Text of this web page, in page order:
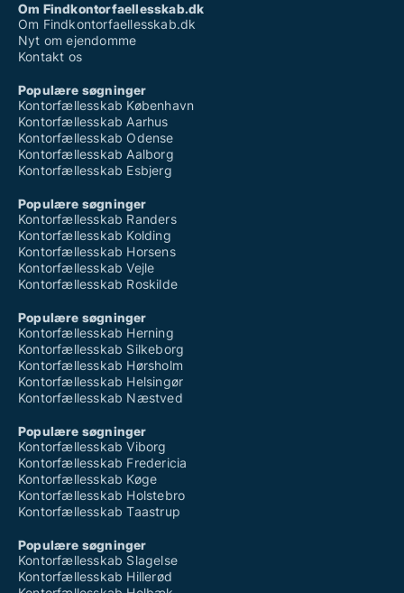
Om Findkontorfaellesskab.dk
Om Findkontorfaellesskab.dk
Nyt om ejendomme
Kontakt os
Populære søgninger
Kontorfællesskab København
Kontorfællesskab Aarhus
Kontorfællesskab Odense
Kontorfællesskab Aalborg
Kontorfællesskab Esbjerg
Populære søgninger
Kontorfællesskab Randers
Kontorfællesskab Kolding
Kontorfællesskab Horsens
Kontorfællesskab Vejle
Kontorfællesskab Roskilde
Populære søgninger
Kontorfællesskab Herning
Kontorfællesskab Silkeborg
Kontorfællesskab Hørsholm
Kontorfællesskab Helsingør
Kontorfællesskab Næstved
Populære søgninger
Kontorfællesskab Viborg
Kontorfællesskab Fredericia
Kontorfællesskab Køge
Kontorfællesskab Holstebro
Kontorfællesskab Taastrup
Populære søgninger
Kontorfællesskab Slagelse
Kontorfællesskab Hillerød